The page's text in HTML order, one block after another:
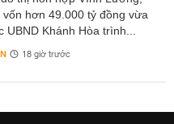
vốn hơn 49.000 tỷ đồng vừa
UBND Khánh Hòa trình...
18 giờ trước